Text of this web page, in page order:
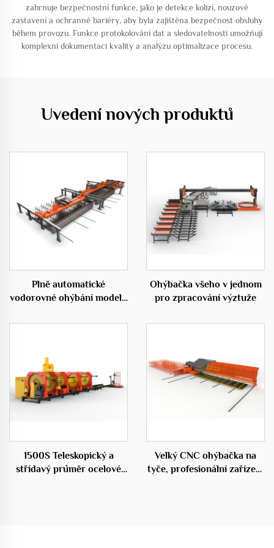
zahrnuje bezpečnostní funkce, jako je detekce kolizí, nouzové
zastavení a ochranné bariéry, aby byla zajištěna bezpečnost obsluhy
během provozu. Funkce protokolování dat a sledovatelnosti umožňují
komplexní dokumentaci kvality a analýzu optimalizace procesu.
Uvedení nových produktů
Plně automatické
vodorovné ohýbání modelu
Ohýbačka všeho v jednom
pro zpracování výztuže
1500S Teleskopický a
střídavý průměr ocelové
Velký CNC ohýbačka na
tyče, profesionální zařízení